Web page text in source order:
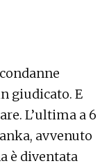
giudicato. E
L’ultima a 6
avvenuto
è diventata